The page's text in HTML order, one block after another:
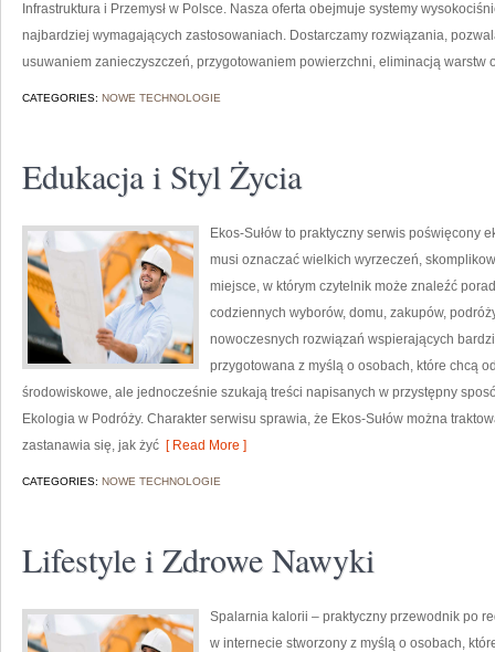
Infrastruktura i Przemysł w Polsce. Nasza oferta obejmuje systemy
najbardziej wymagających zastosowaniach. Dostarczamy rozwiązania,
usuwaniem zanieczyszczeń, przygotowaniem powierzchni, eliminacją warstw
CATEGORIES: NOWE TECHNOLOGIE
Edukacja i Styl Życia
Ekos-Sułów to praktyczny serwis poświęcony
musi oznaczać wielkich wyrzeczeń,
miejsce, w którym czytelnik może znaleźć
codziennych wyborów, domu, zakupów,
nowoczesnych rozwiązań wspierających
przygotowana z myślą o osobach, które chcą
środowiskowe, ale jednocześnie szukają treści napisanych w przystępny
Ekologia w Podróży. Charakter serwisu sprawia, że Ekos-Sułów można
zastanawia się, jak żyć [ Read More ]
CATEGORIES: NOWE TECHNOLOGIE
Lifestyle i Zdrowe Nawyki
Spalarnia kalorii – praktyczny przewodnik po
w internecie stworzony z myślą o osobach,